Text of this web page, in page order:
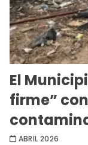
El
firme”
ABRIL 2026